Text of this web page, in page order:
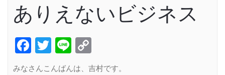
ありえないビジネス
Facebook
Twitter
Line
Link
みなさんこんばんは、吉村です。